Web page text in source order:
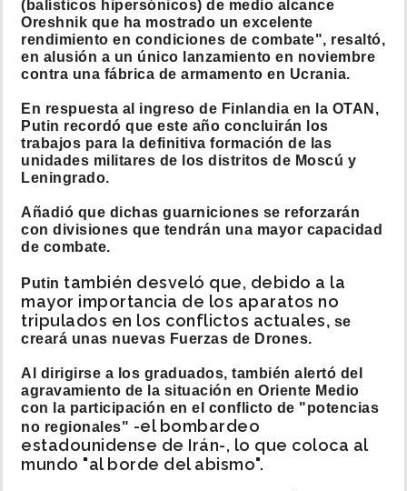
(balísticos hipersónicos) de medio alcance
Oreshnik que ha mostrado un excelente
rendimiento en condiciones de combate", resaltó,
en alusión a un único lanzamiento en noviembre
contra una fábrica de armamento en Ucrania.
En respuesta al ingreso de Finlandia en la OTAN,
Putin recordó que este año concluirán los
trabajos para la definitiva formación de las
unidades militares de los distritos de Moscú y
Leningrado.
Añadió que dichas guarniciones se reforzarán
con divisiones que tendrán una mayor capacidad
de combate.
Putin también desveló que, debido a la
mayor importancia de los aparatos no
tripulados en los conflictos actuales, se
creará unas nuevas Fuerzas de Drones.
Al dirigirse a los graduados, también alertó del
agravamiento de la situación en Oriente Medio
con la participación en el conflicto de "potencias
no regionales" -el bombardeo
estadounidense de Irán-, lo que coloca al
mundo "al borde del abismo".